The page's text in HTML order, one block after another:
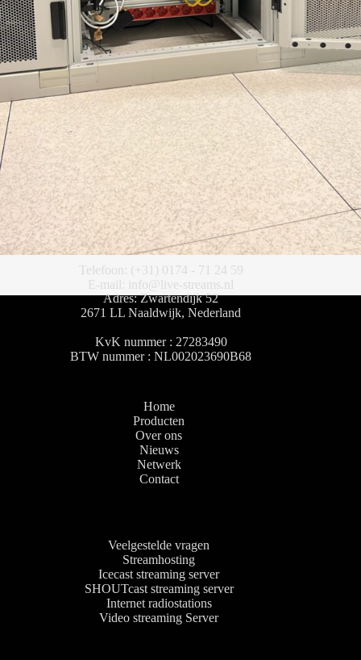
Telefoon: (+31) 0174 - 71 24 59
E-mail: info@live-streams.nl
Adres: Zwartendijk 52
2671 LL Naaldwijk, Nederland
KvK nummer : 27283490
BTW nummer : NL002023690B68
Home
Producten
Over ons
Nieuws
Netwerk
Contact
Veelgestelde vragen
Streamhosting
Icecast streaming server
SHOUTcast streaming server
Internet radiostations
Video streaming Server